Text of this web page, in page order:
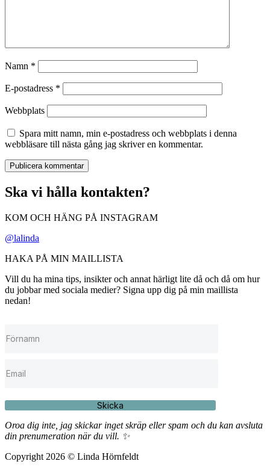
Namn *
E-postadress *
Webbplats
Spara mitt namn, min e-postadress och webbplats i denna
webbläsare till nästa gång jag skriver en kommentar.
Ska vi hålla kontakten?
KOM OCH HÄNG PÅ INSTAGRAM
@lalinda
HAKA PÅ MIN MAILLISTA
Vill du ha mina tips, insikter och annat härligt lite då och då om hur
du jobbar med sociala medier? Signa upp dig på min maillista
nedan!
Skicka
Oroa dig inte, jag skickar inget skräp eller spam och du kan avsluta
din prenumeration när du vill. ✨
Copyright 2026 © Linda Hörnfeldt